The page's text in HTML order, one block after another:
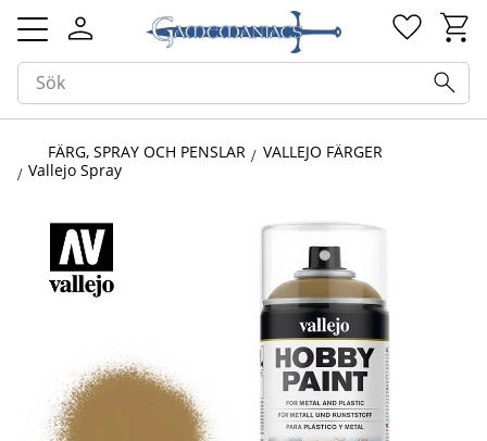
Meny
FÄRG, SPRAY OCH PENSLAR
VALLEJO FÄRGER
Vallejo Spray